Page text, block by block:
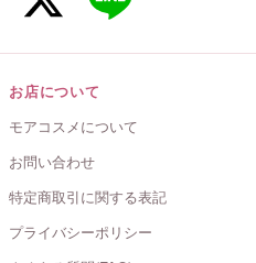
お店について
モアコスメについて
お問い合わせ
特定商取引に関する表記
プライバシーポリシー